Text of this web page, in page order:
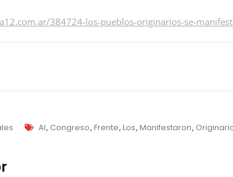
384724-los-pueblos-originarios-se-
Tags
Al, Congreso, Frente, Los, Manifestaron,